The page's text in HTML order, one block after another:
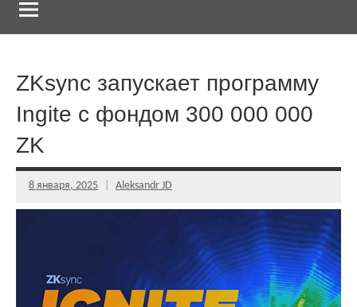
ZKsync запускает программу
Ingite с фондом 300 000 000
ZK
8 января, 2025 Aleksandr JD